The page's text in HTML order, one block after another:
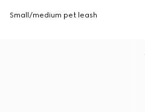
Small/medium pet leash